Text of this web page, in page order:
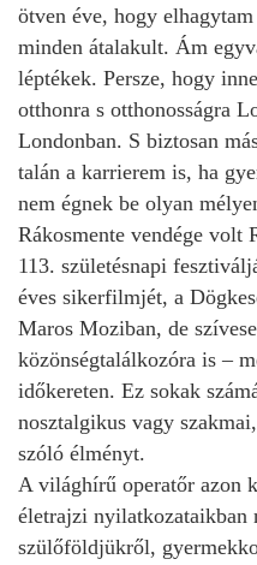
ötven éve, hogy
minden átalakult. Ám
léptékek. Persze, hogy
otthonra s otthonosságra
Londonban. S biztosan
talán a karrierem is, ha
nem égnek be olyan
Rákosmente vendége volt
113. születésnapi
éves sikerfilmjét, a
Maros Moziban, de
közönségtalálkozóra is –
időkereten. Ez sokak
nosztalgikus vagy
szóló élményt.
A világhírű operatőr azon
életrajzi nyilatkozataikban
szülőföldjükről,